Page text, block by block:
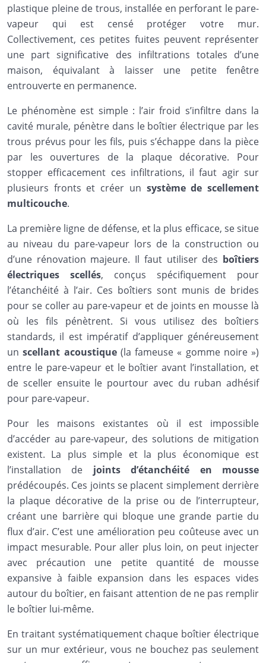
plastique pleine de trous, installée en perforant le pare-
vapeur qui est censé protéger votre mur.
Collectivement, ces petites fuites peuvent représenter
une part significative des infiltrations totales d’une
maison, équivalant à laisser une petite fenêtre
entrouverte en permanence.
Le phénomène est simple : l’air froid s’infiltre dans la
cavité murale, pénètre dans le boîtier électrique par les
trous prévus pour les fils, puis s’échappe dans la pièce
par les ouvertures de la plaque décorative. Pour
stopper efficacement ces infiltrations, il faut agir sur
plusieurs fronts et créer un système de scellement
multicouche.
La première ligne de défense, et la plus efficace, se situe
au niveau du pare-vapeur lors de la construction ou
d’une rénovation majeure. Il faut utiliser des boîtiers
électriques scellés, conçus spécifiquement pour
l’étanchéité à l’air. Ces boîtiers sont munis de brides
pour se coller au pare-vapeur et de joints en mousse là
où les fils pénètrent. Si vous utilisez des boîtiers
standards, il est impératif d’appliquer généreusement
unscellant acoustique(la fameuse « gomme noire »)
entre le pare-vapeur et le boîtier avant l’installation, et
de sceller ensuite le pourtour avec du ruban adhésif
pour pare-vapeur.
Pour les maisons existantes où il est impossible
d’accéder au pare-vapeur, des solutions de mitigation
existent. La plus simple et la plus économique est
l’installation de joints d’étanchéité en mousse
prédécoupés. Ces joints se placent simplement derrière
la plaque décorative de la prise ou de l’interrupteur,
créant une barrière qui bloque une grande partie du
flux d’air. C’est une amélioration peu coûteuse avec un
impact mesurable. Pour aller plus loin, on peut injecter
avec précaution une petite quantité de mousse
expansive à faible expansion dans les espaces vides
autour du boîtier, en faisant attention de ne pas remplir
le boîtier lui-même.
En traitant systématiquement chaque boîtier électrique
sur un mur extérieur, vous ne bouchez pas seulement